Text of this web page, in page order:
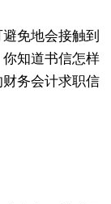
免地会接触到
知道书信怎样
务会计求职信